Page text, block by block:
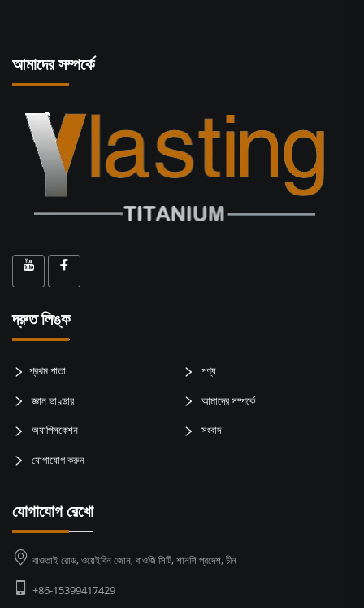
আমাদের সম্পর্কে
দ্রুত লিঙ্ক
প্রথম পাতা পণ্য
জ্ঞান ভাণ্ডার আমাদের সম্পর্কে
অ্যাপ্লিকেশন সংবাদ
যোগাযোগ করুন
যোগাযোগ রেখো
বাওতাই রোড, ওয়েইবিন জোন, বাওজি সিটি, শানশি প্রদেশ, চীন
+86-15399417429